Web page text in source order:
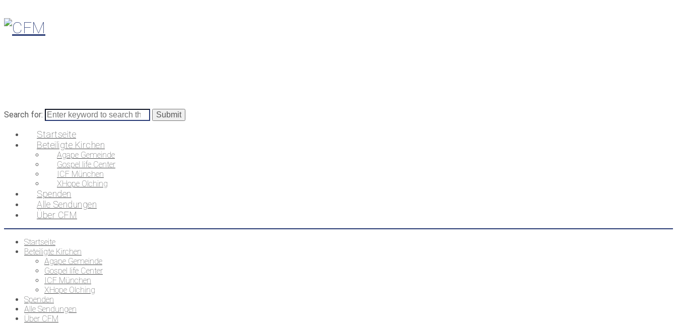
Search for:
Startseite
Beteiligte Kirchen
Agape Gemeinde
Gospel life Center
ICF München
XHope Olching
Spenden
Alle Sendungen
Über CFM
Startseite
Beteiligte Kirchen
Agape Gemeinde
Gospel life Center
ICF München
XHope Olching
Spenden
Alle Sendungen
Über CFM